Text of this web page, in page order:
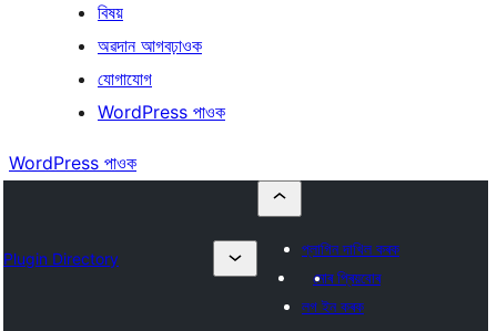
বিষয়
অৱদান আগবঢ়াওক
যোগাযোগ
WordPress পাওক
WordPress পাওক
Plugin Directory
প্লাগিন দাখিল কৰক
মোৰ প্ৰিয়বোৰ
লগ ইন কৰক